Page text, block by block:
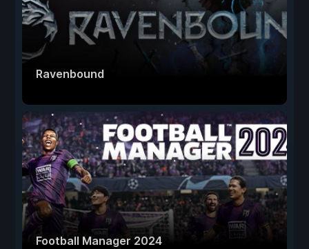
Ravenbound
Football Manager 2024